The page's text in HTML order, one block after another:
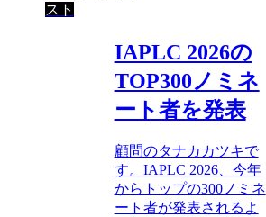
スト
IAPLC 2026の
TOP300ノミネ
ート者を発表
顧問のタナカカツキで
す。IAPLC 2026、今年
からトップの300ノミネ
ート者が発表されるよ